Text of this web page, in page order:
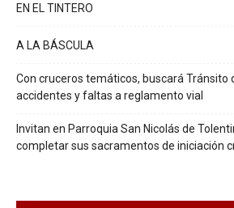
EN EL TINTERO
A LA BÁSCULA
Con cruceros temáticos, buscará Tránsito
accidentes y faltas a reglamento vial
Invitan en Parroquia San Nicolás de
completar sus sacramentos de iniciación